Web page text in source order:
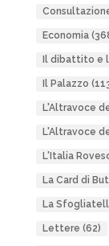
Economia
Il dibattito e
Il Palazzo
L'Altravoce
L'Altravoce
L'Italia
La Card di
La
Lettere (62)